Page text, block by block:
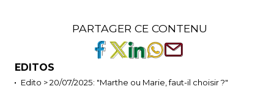
PARTAGER CE CONTENU
EDITOS
Edito > 20/07/2025: "Marthe ou Marie, faut-il choisir ?"